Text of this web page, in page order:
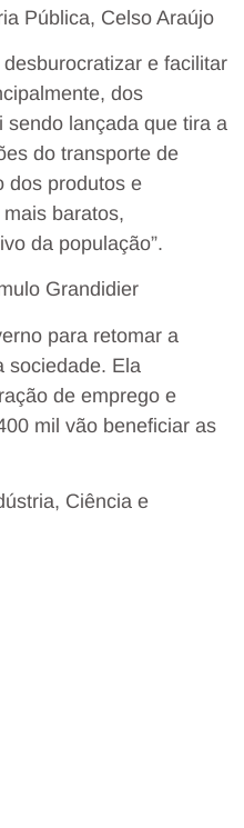
Pública, Celso Araújo
e facilitar
dos
sendo lançada que tira a
do transporte de
dos produtos e
baratos,
da população”.
Grandidier
para retomar a
sociedade. Ela
de emprego e
mil vão beneficiar as
Ciência e